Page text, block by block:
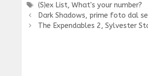
Tag
(S)ex List,What's your number?
Dark Shadows, prime foto dal
The Expendables 2, Sylvester